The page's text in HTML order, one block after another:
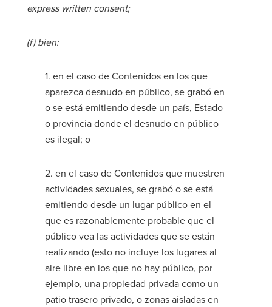
express written consent;
(f) bien:
1. en el caso de Contenidos en los que
aparezca desnudo en público, se grabó en
o se está emitiendo desde un país, Estado
o provincia donde el desnudo en público
es ilegal; o
2. en el caso de Contenidos que muestren
actividades sexuales, se grabó o se está
emitiendo desde un lugar público en el
que es razonablemente probable que el
público vea las actividades que se están
realizando (esto no incluye los lugares al
aire libre en los que no hay público, por
ejemplo, una propiedad privada como un
patio trasero privado, o zonas aisladas en